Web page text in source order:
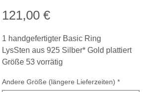
121,00 €Preis
1 handgefertigter Basic Ring
LysSten aus 925 Silber* Gold plattiert
Größe 53 vorrätig
Oberfläche mattiert
Andere Größe (längere Lieferzeiten) *